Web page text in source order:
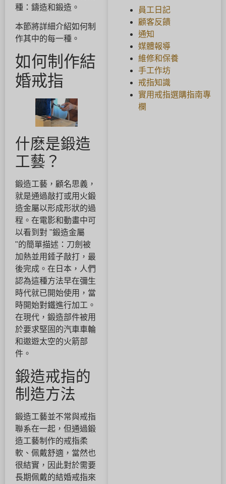
種：鑄造和鍛造。
本節將詳細介紹如何制
作其中的每一種。
如何制作結
婚戒指
什麽是鍛造
工藝？
鍛造工藝，顧名思義，
就是通過敲打或用火鍛
造金屬以形成形狀的過
程。在電影和動畫中可
以看到對 "鍛造金屬
"的簡單描述：刀劍被
加熱並用錘子敲打，最
後完成。在日本，人們
認為這種方法早在彌生
時代就已開始使用，當
時開始對鐵進行加工。
在現代，鍛造部件被用
於要求堅固的汽車車輪
和遨遊太空的火箭部
件。
鍛造戒指的
制造方法
鍛造工藝並不常與戒指
聯系在一起，但通過鍛
造工藝制作的戒指柔
軟、佩戴舒適，當然也
很結實，因此對於需要
長期佩戴的結婚戒指來
員工日記
顧客反饋
通知
媒體報導
維修和保養
手工作坊
戒指知識
實用戒指選購指南專
欄